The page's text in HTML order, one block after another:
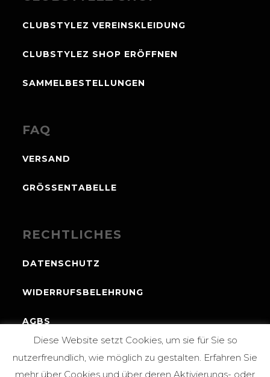
CLUBSTYLEZ VEREINSKLEIDUNG
CLUBSTYLEZ SHOP ERÖFFNEN
SAMMELBESTELLUNGEN
FAQ
VERSAND
GRÖSSENTABELLE
RECHTLICHES
DATENSCHUTZ
WIDERRUFSBELEHRUNG
AGBS
Diese Website setzt Cookies, um sie für Sie so
nutzerfreundlich, wie möglich zu gestalten. Erfahren Sie
mehr über Cookies und über deren Aktivierungs- oder